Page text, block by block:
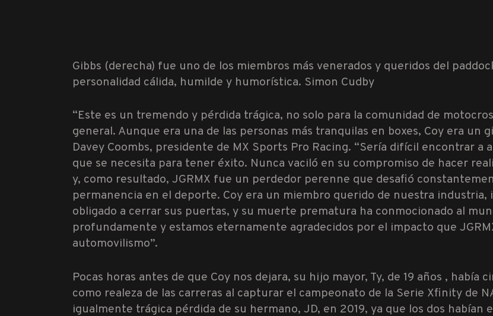
Gibbs (derecha) fue uno de los miembros más venerados y queridos del
personalidad cálida, humilde y humorística. Simon Cudby
“Este es un tremendo y pérdida trágica, no solo para la comunidad de
general. Aunque era una de las personas más tranquilas en boxes, Coy era un
Davey Coombs, presidente de MX Sports Pro Racing. “Sería difícil encontrar a
que se necesita para tener éxito. Nunca vaciló en su compromiso de hacer
y, como resultado, JGRMX fue un perdedor perenne que desafió
permanencia en el deporte. Coy era un miembro querido de nuestra industria,
obligado a cerrar sus puertas, y su muerte prematura ha conmocionado al
profundamente y estamos eternamente agradecidos por el impacto que
automovilismo”.
Pocas horas antes de que Coy nos dejara, su hijo mayor, Ty, de 19 años , había
como realeza de las carreras al capturar el campeonato de la Serie Xfinity de
igualmente trágica pérdida de su hermano, JD, en 2019, ya que los dos habían